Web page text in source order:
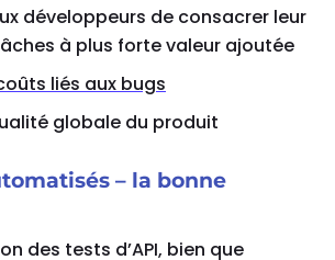
développeurs de consacrer leur
à plus forte valeur ajoutée
liés aux bugs
globale du produit
– la bonne
des tests d’API, bien que